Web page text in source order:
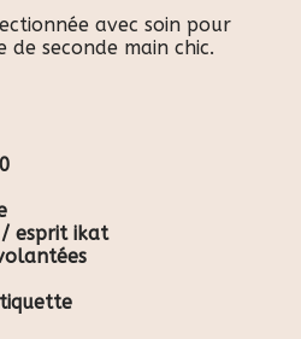
avec soin pour
seconde main chic.
esprit ikat